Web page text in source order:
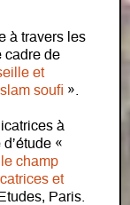
à travers les
cadre de
et
soufi ».
à
«
champ
et
Paris.